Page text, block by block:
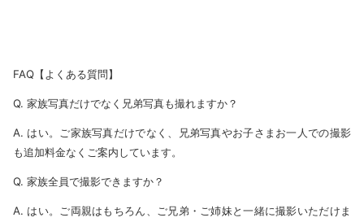
FAQ【よくある質問】
Q. 家族写真だけでなく兄弟写真も撮れますか？
A. はい。ご家族写真だけでなく、兄弟写真やお子さまお一人での撮影
も追加料金なくご案内しています。
Q. 家族全員で撮影できますか？
A. はい。ご両親はもちろん、ご兄弟・ご姉妹と一緒に撮影いただけま